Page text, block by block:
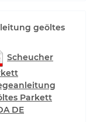
geöltes
Scheucher
Parkett
DE